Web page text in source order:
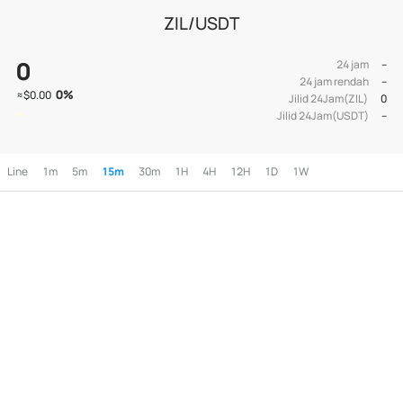
ZIL/USDT
0
≈$0.00 0%
24 jam
--
24 jam rendah
--
Jilid 24Jam(ZIL)
0
Jilid 24Jam(USDT)
--
Line 1m 5m 15m 30m 1H 4H 12H 1D 1W